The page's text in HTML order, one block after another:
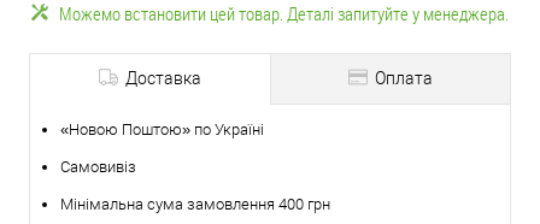
Можемо встановити цей товар. Деталі запитуйте у менеджера.
Доставка Оплата
«Новою Поштою» по Україні
Самовивіз
Мінімальна сума замовлення 400 грн